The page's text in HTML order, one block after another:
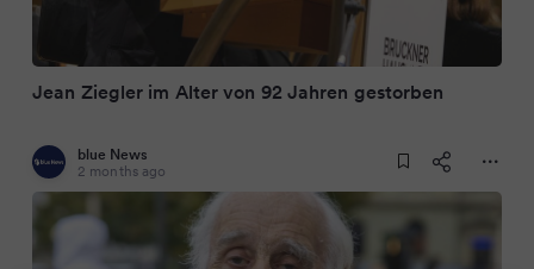
Jean Ziegler im Alter von 92 Jahren gestorben
blue News
2 months ago